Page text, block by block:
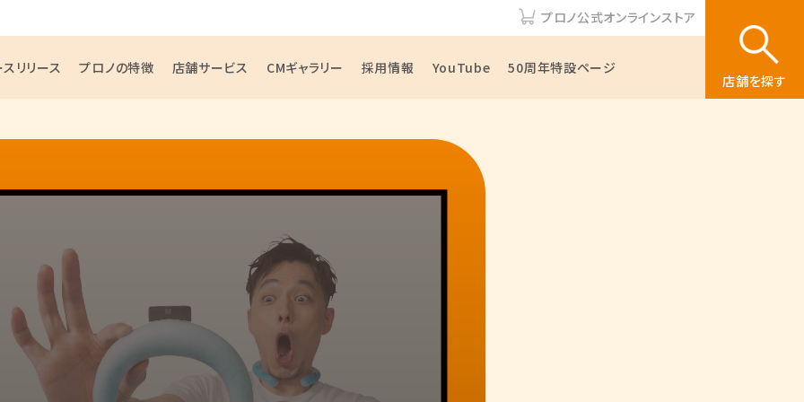
プロノ公式オンラインストア
リリース プロノの特徴 店舗サービス CMギャラリー 採用情報 YouTube 50周年特設ページ
店舗を探す